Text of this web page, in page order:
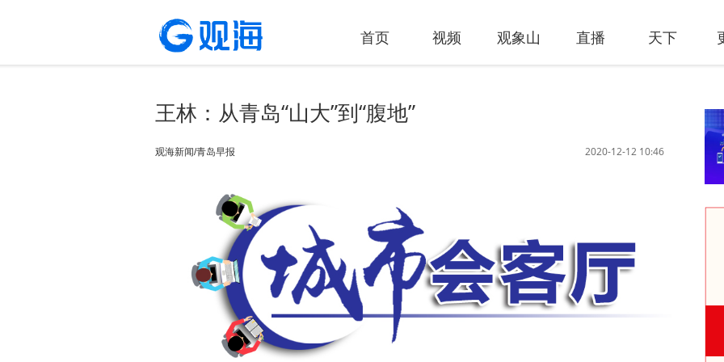
首页 视频 观象山 直播 天下
王林：从青岛“山大”到“腹地”
2020-12-12 10:46
观海新闻/青岛早报